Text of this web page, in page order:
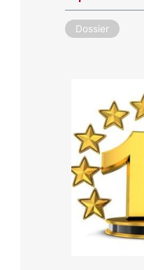
Dossier